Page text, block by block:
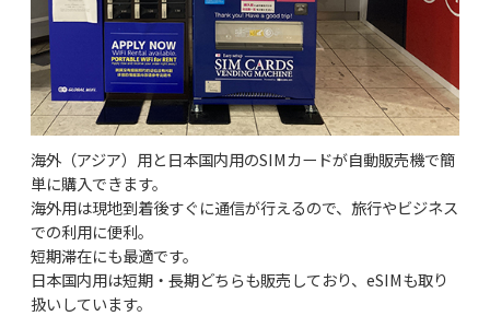
海外（アジア）用と日本国内用のSIMカードが自動販売機で簡
単に購入できます。
海外用は現地到着後すぐに通信が行えるので、旅行やビジネス
での利用に便利。
短期滞在にも最適です。
日本国内用は短期・長期どちらも販売しており、eSIMも取り
扱いしています。